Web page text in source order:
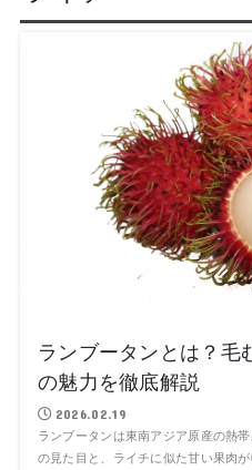
ランブータンとは？毛
の魅力を徹底解説
2026.02.19
ランブータンは東南アジア原産の熱
の見た目と、ライチに似た甘い果肉